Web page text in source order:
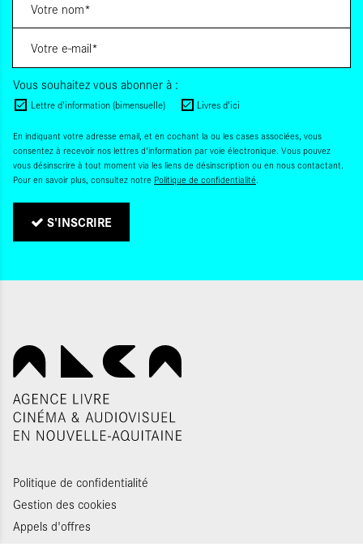
Vous souhaitez vous abonner à :
Lettre d'information (bimensuelle) Livres d'ici
En indiquant votre adresse email, et en cochant la ou les cases associées, vous
consentez à recevoir nos lettres d'information par voie électronique. Vous pouvez
vous désinscrire à tout moment via les liens de désinscription ou en nous contactant.
Pour en savoir plus, consultez notre Politique de confidentialité.
S'INSCRIRE
Politique de confidentialité
Gestion des cookies
Appels d'offres